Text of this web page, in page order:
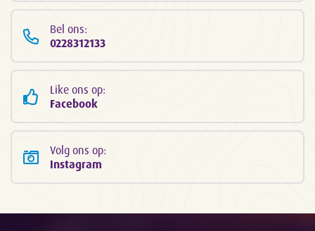
Bel ons:
0228312133
Like ons op:
Facebook
Volg ons op:
Instagram